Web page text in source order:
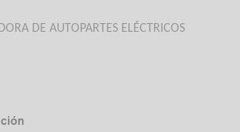
DE AUTOPARTES ELÉCTRICOS